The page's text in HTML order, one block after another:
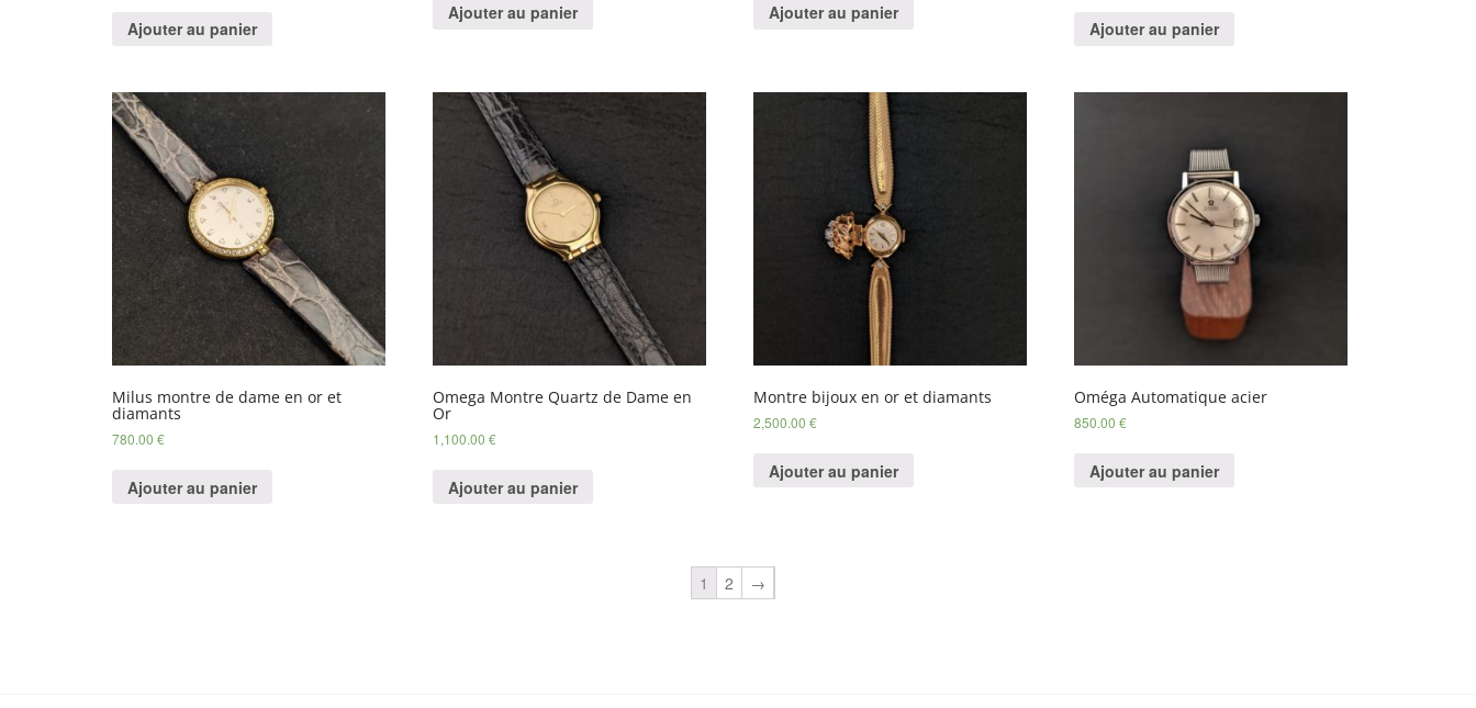
Ajouter au panier
Ajouter au panier Ajouter au panier
Ajouter au panier
Milus montre de dame en or et
diamants
780.00 €
Ajouter au panier
Omega Montre Quartz de Dame en
Or
1,100.00€
Ajouter au panier
Montre bijoux en or et diamants
2,500.00€
Ajouter au panier
Oméga Automatique acier
850.00€
Ajouter au panier
1 2 →